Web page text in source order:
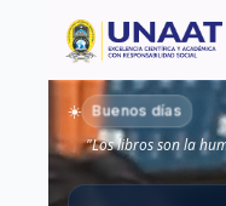
Biblioteca
Unaat
☀️ Buenos días
"Los libros son la